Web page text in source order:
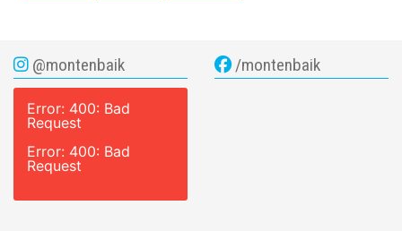
@montenbaik
Error: 400: Bad
Request
Error: 400: Bad
Request
/montenbaik